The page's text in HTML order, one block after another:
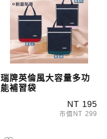
瑞牌英倫風大容量多功
能補習袋
NT 195
市價NT 299